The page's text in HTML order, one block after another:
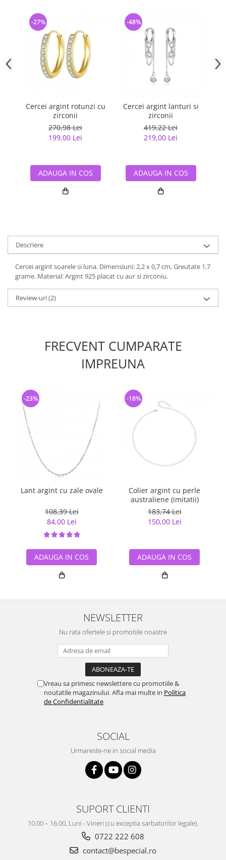
Cercei argint rotunzi cu
zirconii
270,98 Lei
199,00 Lei
-27%
ADAUGA IN COS
Cercei argint lanturi si
zirconii
419,22 Lei
219,00 Lei
-48%
ADAUGA IN COS
Descriere
Cercei argint soarele si luna. Dimensiuni: 2,2 x 0,7 cm, Greutate 1,7
grame. Material: Argint 925 placat cu aur si zirconiu.
Review-uri(2)
FRECVENT CUMPARATE
IMPREUNA
Lant argint cu zale ovale
108,39 Lei
84,00 Lei
-23%
ADAUGA IN COS
Colier argint cu perle
australiene (imitatii)
183,74 Lei
150,00 Lei
-18%
ADAUGA IN COS
NEWSLETTER
Nu rata ofertele si promotiile noastre
Vreau sa primesc newslettere cu promotiile &
noutatile magazinului. Afla mai multe in Politica
de Confidentialitate
SOCIAL
Urmareste-ne in social media
SUPORT CLIENTI
10.00 – 16.00, Luni - Vineri (cu exceptia sarbatorilor legale).
0722 222 608
contact@bespecial.ro